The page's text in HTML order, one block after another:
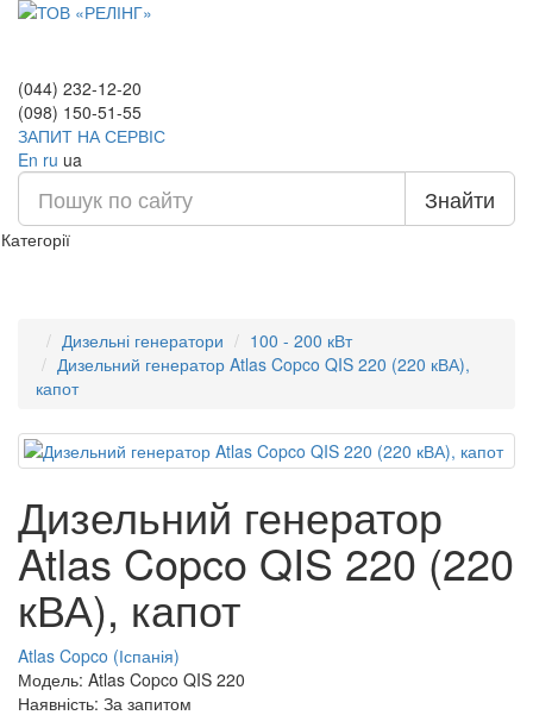
(044) 232-12-20
(098) 150-51-55
ЗАПИТ НА СЕРВІС
En ru ua
Знайти
Категорії
Дизельні генератори
100 - 200 кВт
Дизельний генератор Atlas Copco QIS 220 (220 кВА),
капот
Дизельний генератор
Atlas Copco QIS 220 (220
кВА), капот
Atlas Copco (Іспанія)
Модель: Atlas Copco QIS 220
Наявність: За запитом